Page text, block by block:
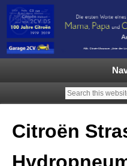
Ein neuer
2000
Deutschland
Garage 2CV – Automobile Klassiker
Citroën